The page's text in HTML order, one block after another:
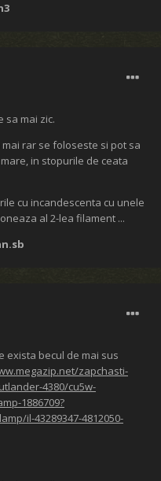
sa mai zic.
rar se foloseste si pot sa
in stopurile de ceata
cu incandescenta cu unele
al 2-lea filament ...
exista becul de mai sus
zapchasti-
4380/cu5w-
1886709?
il-43289347-4812050-